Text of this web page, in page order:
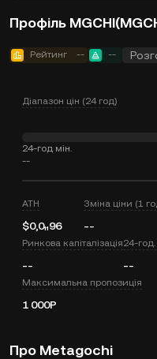
Профіль
Рейтинг -- --
Діапазон цін (24 год)
24-год мін.
--
ATH
$0,0₁₁96
Зміна ціни (1
--
Ринкова капіталізація
--
24-
--
Максимальна пропозиція
1 000P
Про Metagochi